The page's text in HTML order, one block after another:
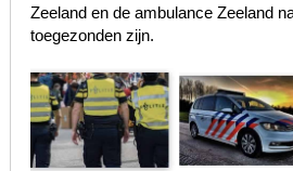
Zeeland en de ambulance Zeeland
toegezonden zijn.